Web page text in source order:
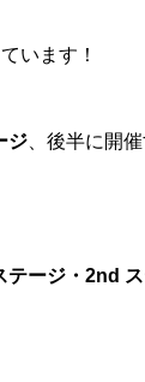
います！
ジ 、後半に開
テージ・2nd